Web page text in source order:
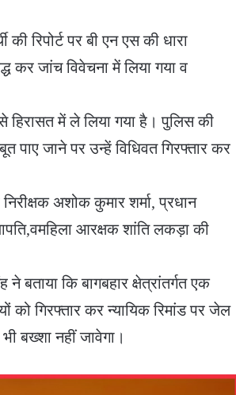
रिपोर्ट पर बी एन एस की धारा
कर जांच विवेचना में लिया गया व
हिरासत में ले लिया गया है। पुलिस की
पाए जाने पर उन्हें विधिवत गिरफ्तार कर
निरीक्षक अशोक कुमार शर्मा, प्रधान
आरक्षक शांति लकड़ा की
कि बागबहार क्षेत्रांतर्गत एक
को गिरफ्तार कर न्यायिक रिमांड पर जेल
बख्शा नहीं जावेगा।